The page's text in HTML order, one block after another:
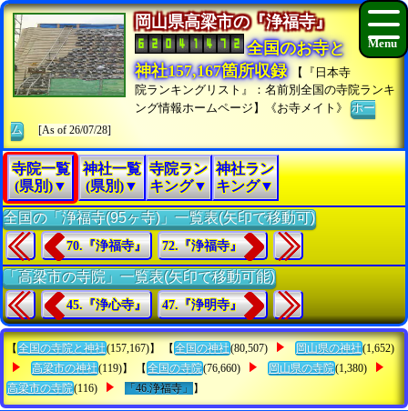
岡山県高梁市の『浄福寺』
全国のお寺と
神社157,167箇所収録
【『日本寺
院ランキングリスト』：名前別全国の寺院ランキ
ング情報ホームページ】《お寺メイト》ホー
ム
[As of 26/07/28]
寺院一覧
(県別)▼
神社一覧
(県別)▼
寺院ラン
キング▼
神社ラン
キング▼
全国の「浄福寺(95ヶ寺)」一覧表(矢印で移動可)
70.『浄福寺』 72.『浄福寺』
「高梁市の寺院」一覧表(矢印で移動可能)
45.『浄心寺』 47.『浄明寺』
【 全国の寺院と神社(157,167)】 【 全国の神社(80,507) 岡山県の神社(1,652)
高梁市の神社(119)】 【 全国の寺院(76,660) 岡山県の寺院(1,380)
高梁市の寺院(116) 「46.浄福寺」 】